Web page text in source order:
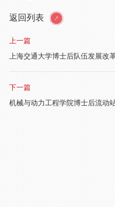
返回列表
上一篇
上海交通大学博士后队伍发展改
下一篇
机械与动力工程学院博士后流动